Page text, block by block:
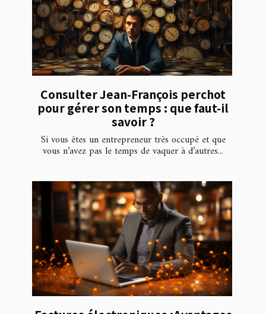
Consulter Jean-François perchot
pour gérer son temps : que faut-il
savoir ?
Si vous êtes un entrepreneur très occupé et que
vous n’avez pas le temps de vaquer à d’autres...